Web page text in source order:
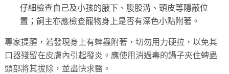
仔細檢查自己及小孩的腋下、腹股溝、頭皮等隱蔽位
置；飼主亦應檢查寵物身上是否有深色小點附著。
專家提醒，若發現身上有蜱蟲附著，切勿用力硬拉，以免其
口器殘留在皮膚內引起發炎。應使用消過毒的鑷子夾住蜱蟲
頭部將其拔除，並盡快求醫。